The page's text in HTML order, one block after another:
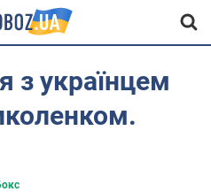
з українцем